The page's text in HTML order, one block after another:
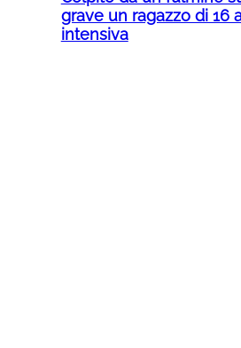
grave un ragazzo di 16
intensiva